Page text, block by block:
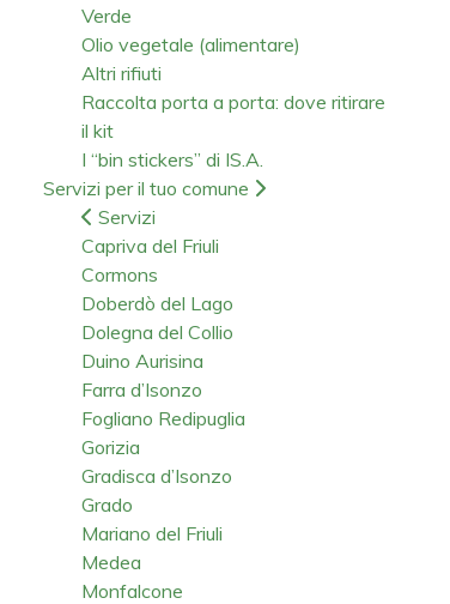
Verde
Olio vegetale (alimentare)
Altri rifiuti
Raccolta porta a porta: dove ritirare
il kit
I “bin stickers” di IS.A.
Servizi per il tuo comune
Servizi
Capriva del Friuli
Cormons
Doberdò del Lago
Dolegna del Collio
Duino Aurisina
Farra d’Isonzo
Fogliano Redipuglia
Gorizia
Gradisca d’Isonzo
Grado
Mariano del Friuli
Medea
Monfalcone